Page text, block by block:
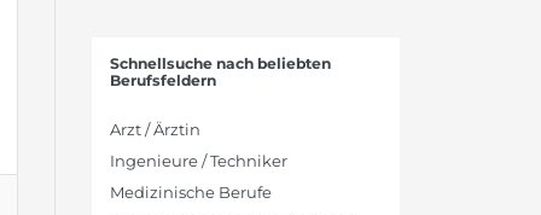
Schnellsuche nach beliebten
Berufsfeldern
Arzt / Ärztin
Ingenieure / Techniker
Medizinische Berufe